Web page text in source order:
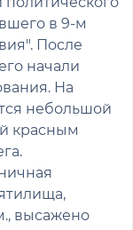
в 9-м
После
начали
На
небольшой
красным
высажено